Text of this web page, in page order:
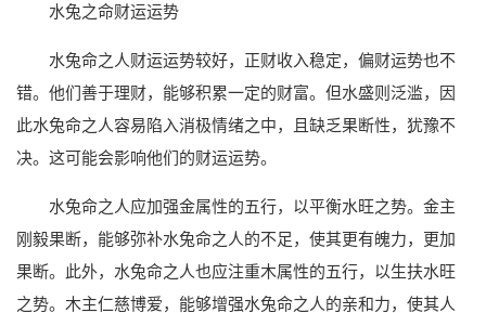
水兔之命财运运势
水兔命之人财运运势较好，正财收入稳定，偏财运势也不
错。他们善于理财，能够积累一定的财富。但水盛则泛滥，因
此水兔命之人容易陷入消极情绪之中，且缺乏果断性，犹豫不
决。这可能会影响他们的财运运势。
水兔命之人应加强金属性的五行，以平衡水旺之势。金主
刚毅果断，能够弥补水兔命之人的不足，使其更有魄力，更加
果断。此外，水兔命之人也应注重木属性的五行，以生扶水旺
之势。木主仁慈博爱，能够增强水兔命之人的亲和力，使其人